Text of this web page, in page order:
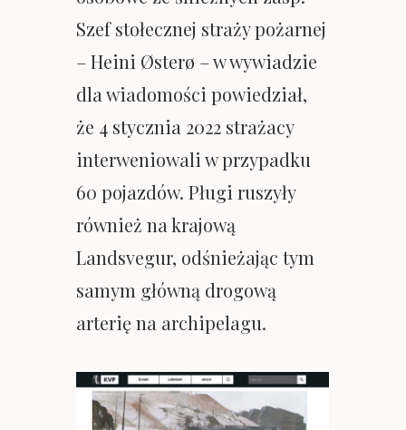
Szef stołecznej straży pożarnej
– Heini Østerø – w wywiadzie
dla wiadomości powiedział,
że 4 stycznia 2022 strażacy
interweniowali w przypadku
60 pojazdów. Pługi ruszyły
również na krajową
Landsvegur, odśnieżając tym
samym główną drogową
arterię na archipelagu.